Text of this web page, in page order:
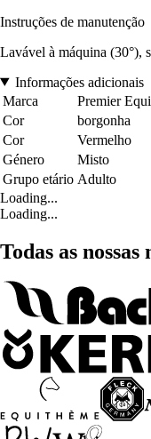
Instruções de manutenção
Lavável à máquina (30°),
Informações adicionais
Marca
Premier
Cor
borgonha
Cor
Vermelho
Género
Misto
Grupo etário Adulto
Loading...
Loading...
Todas as nossas